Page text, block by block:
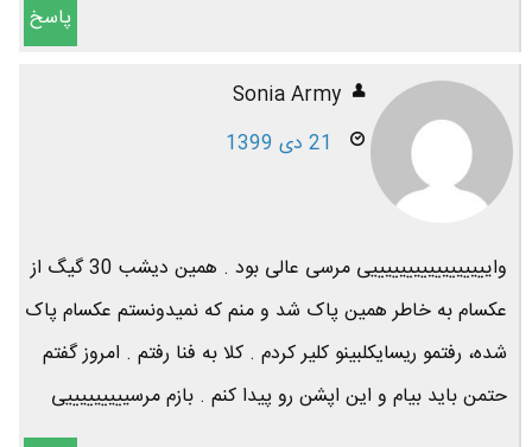
پاسخ
Sonia Army
21 دی 1399
وایییییییییییییییییی مرسی عالی بود . همین دیشب 30 گیگ از
عکسام به خاطر همین پاک شد و منم که نمیدونستم عکسام پاک
شده، رفتمو ریسایکلبینو کلیر کردم . کلا به فنا رفتم . امروز گفتم
حتمن باید بیام و این اپشن رو پیدا کنم . بازم مرسیییییییییی